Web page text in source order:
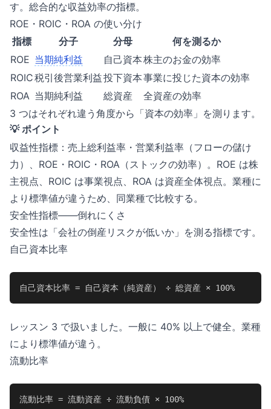
す。総合的な収益効率の指標。
ROE・ROIC・ROA の使い分け
指標
分子 分母
何を測るか
ROE 当期純利益 自己資本株主のお金の効率
ROIC税引後営業利益投下資本事業に投じた資本の効率
ROA 当期純利益 総資産
全資産の効率
3 つはそれぞれ違う角度から「資本の効率」を測ります。
💡 ポイント
収益性指標：売上総利益率・営業利益率（フローの儲け
力）、ROE・ROIC・ROA（ストックの効率）。ROE は株
主視点、ROIC は事業視点、ROA は資産全体視点。業種に
より標準値が違うため、同業種で比較する。
安全性指標——倒れにくさ
安全性は「会社の倒産リスクが低いか」を測る指標です。
自己資本比率
自己資本比率 = 自己資本（純資産） ÷ 総資産 × 100%
レッスン 3 で扱いました。一般に 40% 以上で健全。業種
により標準値が違う。
流動比率
流動比率 = 流動資産 ÷ 流動負債 × 100%